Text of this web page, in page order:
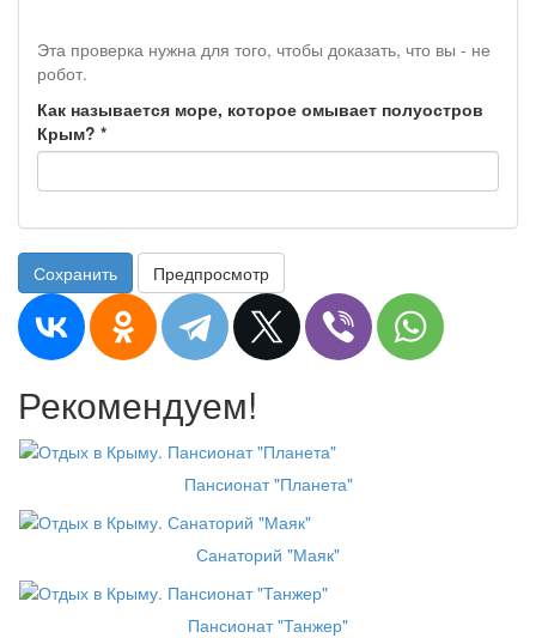
Эта проверка нужна для того, чтобы доказать, что вы - не
робот.
Как называется море, которое омывает полуостров
Крым? *
Сохранить Предпросмотр
Рекомендуем!
Пансионат "Планета"
Санаторий "Маяк"
Пансионат "Танжер"